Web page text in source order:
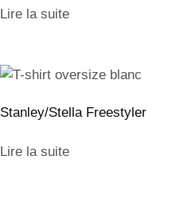
Lire la suite
Stanley/Stella Freestyler
Lire la suite